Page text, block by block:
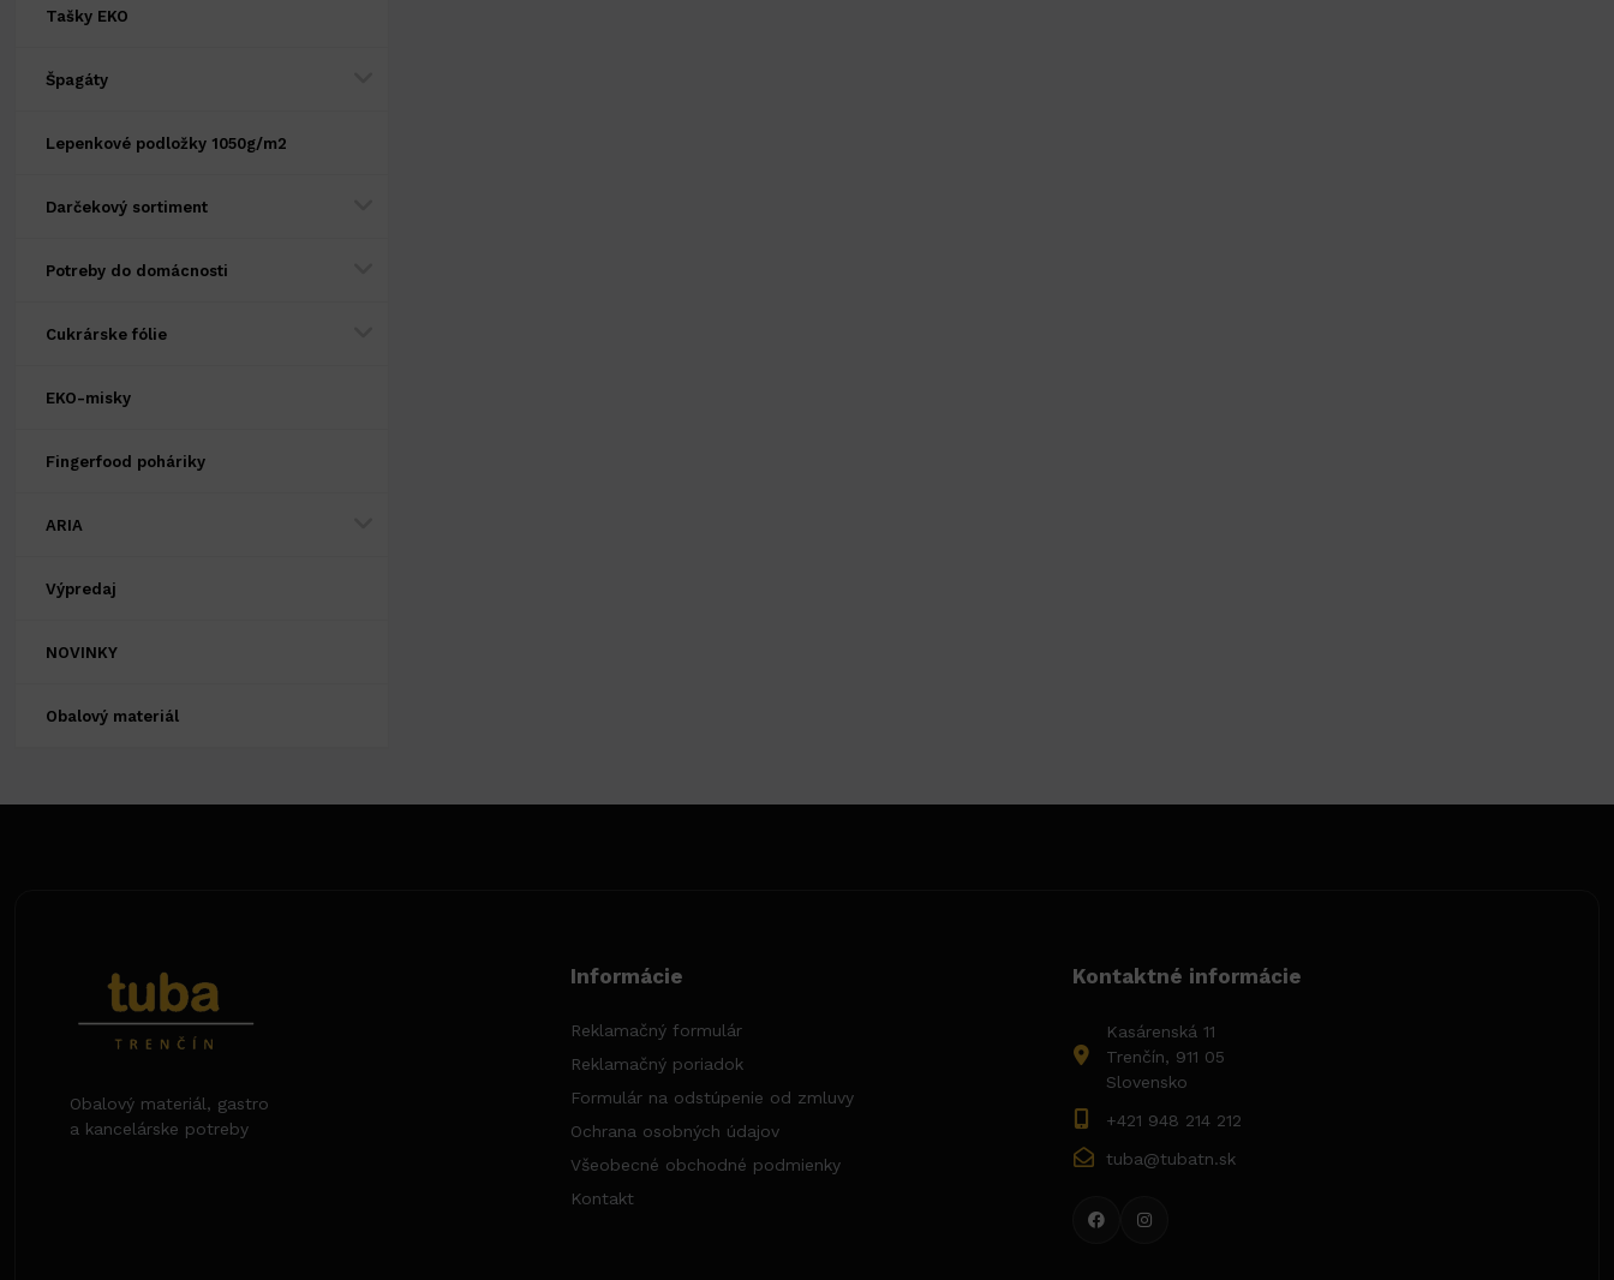
Tašky EKO
Špagáty
Lepenkové podložky 1050g/m2
Darčekový sortiment
Potreby do domácnosti
Cukrárske fólie
EKO-misky
Fingerfood poháriky
ARIA
Výpredaj
NOVINKY
Obalový materiál
Obalový materiál, gastro
a kancelárske potreby
Informácie
Reklamačný formulár
Reklamačný poriadok
Formulár na odstúpenie od zmluvy
Ochrana osobných údajov
Všeobecné obchodné podmienky
Kontakt
Kontaktné informácie
Kasárenská 11
Trenčín, 911 05
Slovensko
+421 948 214 212
tuba@tubatn.sk